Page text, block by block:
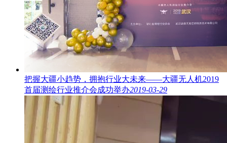
把握大疆小趋势，拥抱行业大未来——大疆无人机2019
首届测绘行业推介会成功举办2019-03-29